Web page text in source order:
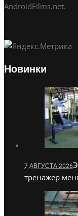
AndroidFilms.net.
Новинки
7 АВГУСТА 2026
тренажер